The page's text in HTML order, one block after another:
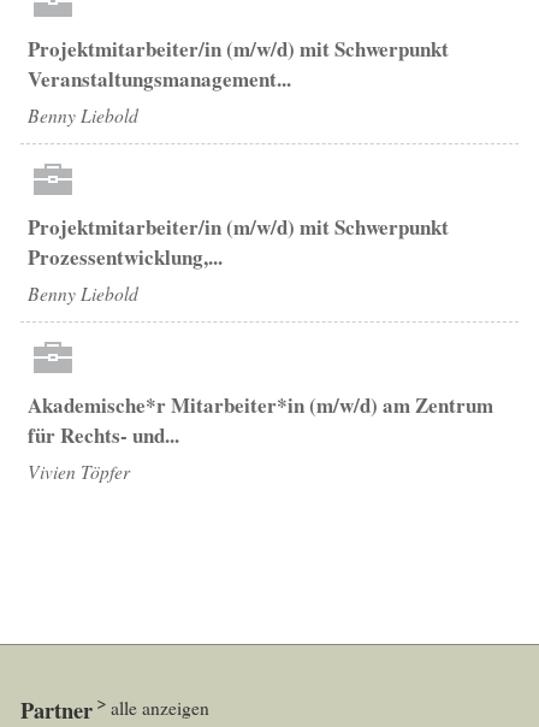
Projektmitarbeiter/in (m/w/d) mit Schwerpunkt
Veranstaltungsmanagement...
Benny Liebold
Projektmitarbeiter/in (m/w/d) mit Schwerpunkt
Prozessentwicklung,...
Benny Liebold
Akademische*r Mitarbeiter*in (m/w/d) am Zentrum
für Rechts- und...
Vivien Töpfer
Partner alle anzeigen